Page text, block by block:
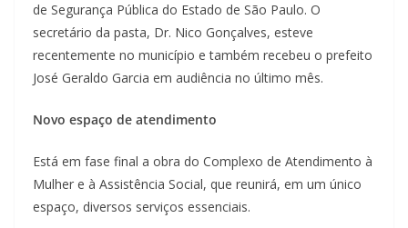
de Segurança Pública do Estado de São Paulo. O
secretário da pasta, Dr. Nico Gonçalves, esteve
recentemente no município e também recebeu o prefeito
José Geraldo Garcia em audiência no último mês.
Novo espaço de atendimento
Está em fase final a obra do Complexo de Atendimento à
Mulher e à Assistência Social, que reunirá, em um único
espaço, diversos serviços essenciais.